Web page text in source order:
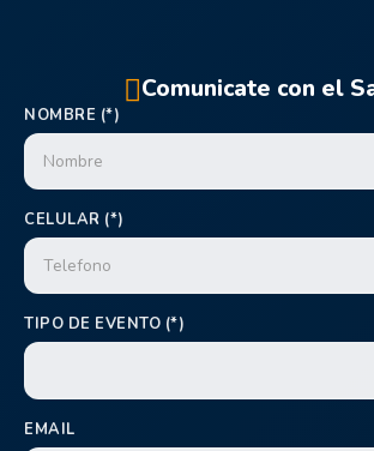
Comunicate con el
NOMBRE (*)
CELULAR (*)
TIPO DE EVENTO (*)
EMAIL